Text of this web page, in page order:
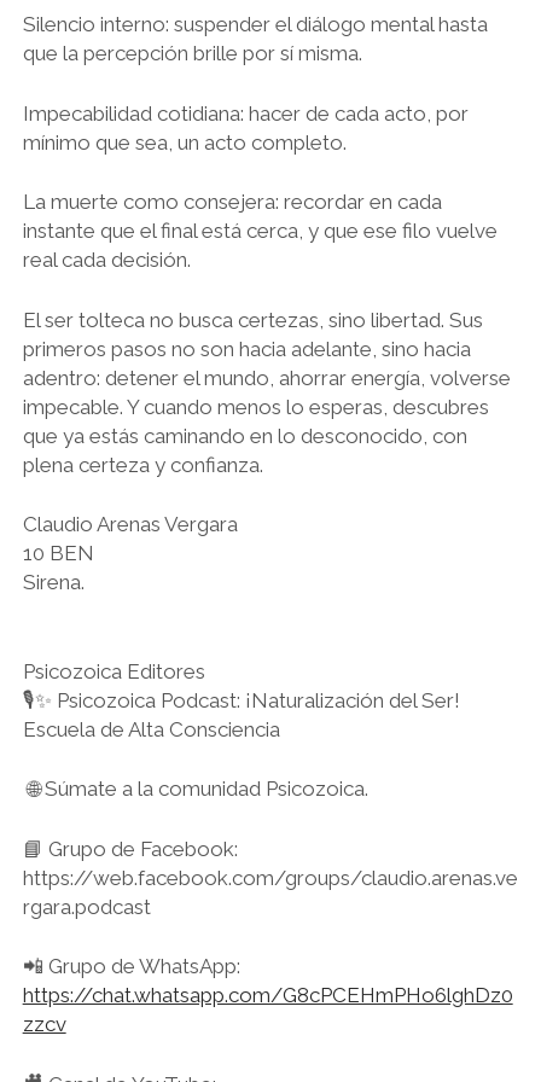
Silencio interno: suspender el diálogo mental hasta
que la percepción brille por sí misma.
Impecabilidad cotidiana: hacer de cada acto, por
mínimo que sea, un acto completo.
La muerte como consejera: recordar en cada
instante que el final está cerca, y que ese filo vuelve
real cada decisión.
El ser tolteca no busca certezas, sino libertad. Sus
primeros pasos no son hacia adelante, sino hacia
adentro: detener el mundo, ahorrar energía, volverse
impecable. Y cuando menos lo esperas, descubres
que ya estás caminando en lo desconocido, con
plena certeza y confianza.
Claudio Arenas Vergara
10 BEN
Sirena.
Psicozoica Editores
🎙✨ Psicozoica Podcast: ¡Naturalización del Ser!
Escuela de Alta Consciencia
🌐 Súmate a la comunidad Psicozoica.
📘 Grupo de Facebook:
https://web.facebook.com/groups/claudio.arenas.ve
rgara.podcast
📲 Grupo de WhatsApp:
https://chat.whatsapp.com/G8cPCEHmPHo6lghDz0
zzcv